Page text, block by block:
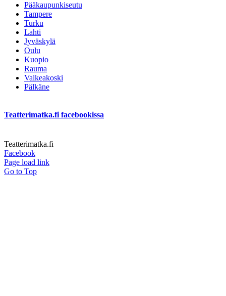
Pääkaupunkiseutu
Tampere
Turku
Lahti
Jyväskylä
Oulu
Kuopio
Rauma
Valkeakoski
Pälkäne
Teatterimatka.fi facebookissa
Teatterimatka.fi
Facebook
Page load link
Go to Top